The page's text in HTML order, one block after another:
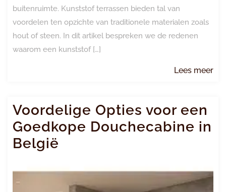
buitenruimte. Kunststof terrassen bieden tal van
voordelen ten opzichte van traditionele materialen zoals
hout of steen. In dit artikel bespreken we de redenen
waarom een kunststof […]
Lees meer
Voordelige Opties voor een
Goedkope Douchecabine in
België